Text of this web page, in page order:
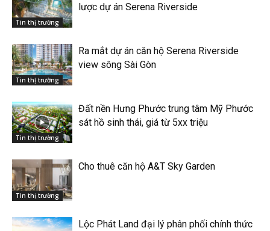
Tin thị trường
lược dự án Serena Riverside
Tin thị trường
Ra mắt dự án căn hộ Serena Riverside
view sông Sài Gòn
Tin thị trường
Đất nền Hưng Phước trung tâm Mỹ Phước
sát hồ sinh thái, giá từ 5xx triệu
Tin thị trường
Cho thuê căn hộ A&T Sky Garden
Lộc Phát Land đại lý phân phối chính thức